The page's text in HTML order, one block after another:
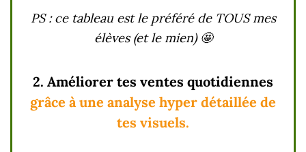
PS : ce tableau est le préféré de TOUS mes
élèves (et le mien) 🤩
2. Améliorer tes ventes quotidiennes
grâce à une analyse hyper détaillée de
tes visuels.